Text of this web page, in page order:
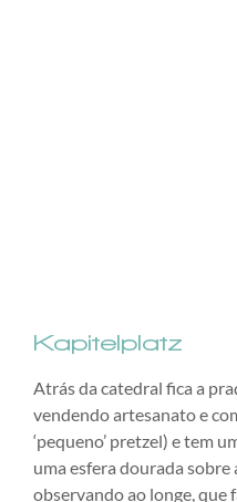
Kapitelplatz
Atrás da catedral fica a
vendendo artesanato e
‘pequeno’ pretzel) e tem
uma esfera dourada
observando ao longe, que